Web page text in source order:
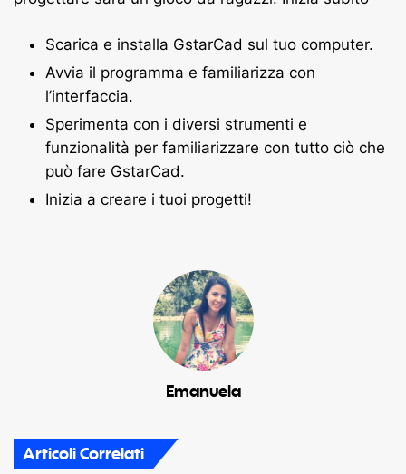
Scarica e installa GstarCad sul tuo computer.
Avvia il programma e familiarizza con
l’interfaccia.
Sperimenta con i diversi strumenti e
funzionalità per familiarizzare con tutto ciò che
può fare GstarCad.
Inizia a creare i tuoi progetti!
Emanuela
Articoli Correlati